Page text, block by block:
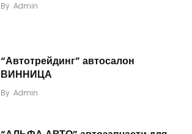
By Admin
“Автотрейдинг” автосалон
ВИННИЦА
By Admin